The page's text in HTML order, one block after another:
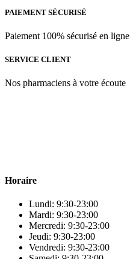
PAIEMENT SÉCURISÉ
Paiement 100% sécurisé en ligne
SERVICE CLIENT
Nos pharmaciens à votre écoute
Horaire
Lundi: 9:30-23:00
Mardi: 9:30-23:00
Mercredi: 9:30-23:00
Jeudi: 9:30-23:00
Vendredi: 9:30-23:00